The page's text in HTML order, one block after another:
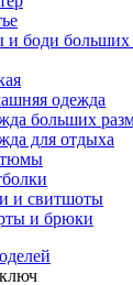
боди больших
одежда
больших
для отдыха
и свитшоты
и брюки